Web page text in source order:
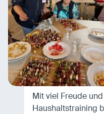
Mit viel Freude
Haushaltstraining